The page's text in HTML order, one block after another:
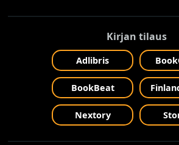
Kirjan tilaus
Adlibris
BookBeat
Nextory